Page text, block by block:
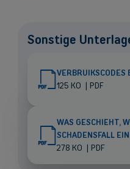
Sonstige
VERBRUIKSCODES
125 KO | PDF
WAS GESCHIEHT,
SCHADENSFALL
278 KO | PDF